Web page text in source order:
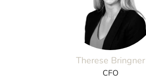
Therese Bringner
CFO